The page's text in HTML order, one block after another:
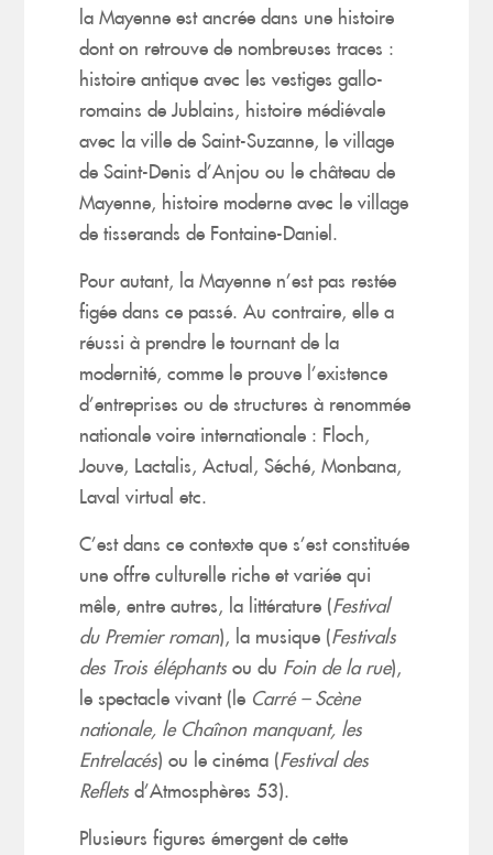
la Mayenne est ancrée dans une histoire
dont on retrouve de nombreuses traces :
histoire antique avec les vestiges gallo-
romains de Jublains, histoire médiévale
avec la ville de Saint-Suzanne, le village
de Saint-Denis d’Anjou ou le château de
Mayenne, histoire moderne avec le village
de tisserands de Fontaine-Daniel.
Pour autant, la Mayenne n’est pas restée
figée dans ce passé. Au contraire, elle a
réussi à prendre le tournant de la
modernité, comme le prouve l’existence
d’entreprises ou de structures à renommée
nationale voire internationale : Floch,
Jouve, Lactalis, Actual, Séché, Monbana,
Laval virtual etc.
C’est dans ce contexte que s’est constituée
une offre culturelle riche et variée qui
mêle, entre autres, la littérature (Festival
du Premier roman), la musique (Festivals
des Trois éléphantsou du Foin de la rue),
le spectacle vivant (le Carré – Scène
nationale, le Chaînon manquant, les
Entrelacés) ou le cinéma (Festival des
Reflets d’Atmosphères 53).
Plusieurs figures émergent de cette